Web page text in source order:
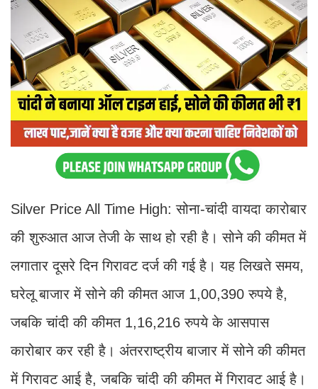
Silver Price All Time High: सोना-चांदी वायदा कारोबार
की शुरुआत आज तेजी के साथ हो रही है। सोने की कीमत में
लगातार दूसरे दिन गिरावट दर्ज की गई है। यह लिखते समय,
घरेलू बाजार में सोने की कीमत आज 1,00,390 रुपये है,
जबकि चांदी की कीमत 1,16,216 रुपये के आसपास
कारोबार कर रही है। अंतरराष्ट्रीय बाजार में सोने की कीमत
में गिरावट आई है, जबकि चांदी की कीमत में गिरावट आई है।